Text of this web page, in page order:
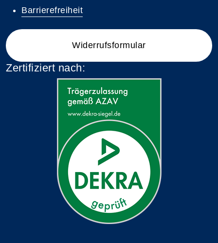
Barrierefreiheit
Widerrufsformular
Zertifiziert nach: